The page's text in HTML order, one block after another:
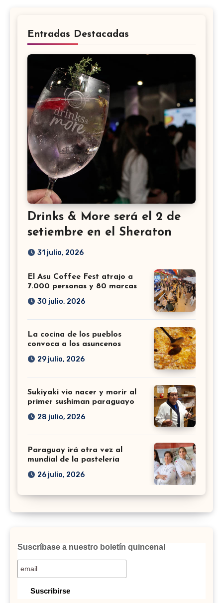
Entradas Destacadas
Drinks & More será el 2 de
setiembre en el Sheraton
31 julio, 2026
El Asu Coffee Fest atrajo a
7.000 personas y 80 marcas
30 julio, 2026
La cocina de los pueblos
convoca a los asuncenos
29 julio, 2026
Sukiyaki vio nacer y morir al
primer sushiman paraguayo
28 julio, 2026
Paraguay irá otra vez al
mundial de la pastelería
26 julio, 2026
Suscríbase a nuestro boletín quincenal